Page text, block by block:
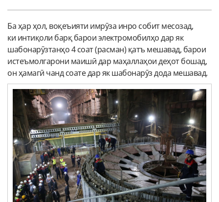
Ба ҳар ҳол, воқеъияти имрӯза инро собит месозад,
ки интиқоли барқ барои электромобилҳо дар як
шабонарӯзтанҳо 4 соат (расман) қатъ мешавад, барои
истеъмолгарони маишӣ дар маҳаллаҳои деҳот бошад,
он ҳамагӣ чанд соате дар як шабонарӯз дода мешавад.